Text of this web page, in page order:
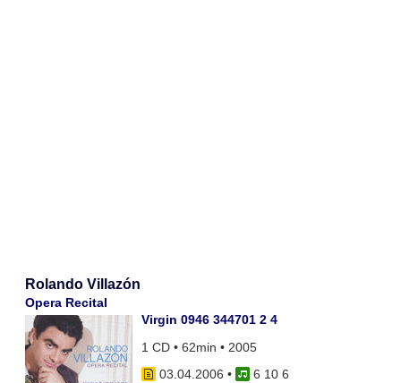
Rolando Villazón
Opera Recital
Virgin 0946 344701 2 4
1 CD • 62min • 2005
03.04.2006 •
6 10 6